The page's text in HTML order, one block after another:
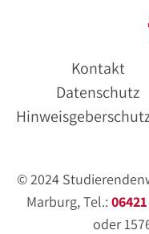
Kontakt
Datenschutz
© 2024
Marburg, Tel.:
oder